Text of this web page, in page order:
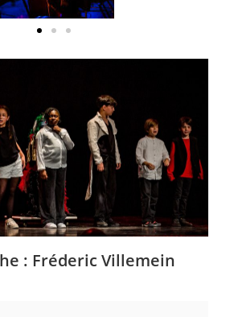
: Fréderic Villemein